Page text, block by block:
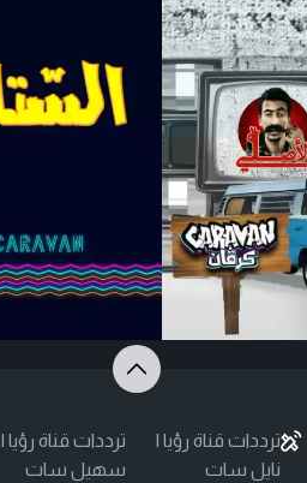
ترددات قناة رؤيا |
نايل سات
ترددات قناة رؤيا |
سهيل سات